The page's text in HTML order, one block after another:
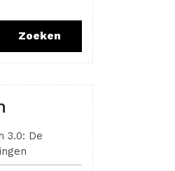
Zoeken
3.0: De